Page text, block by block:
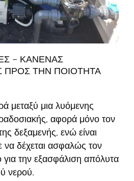
– ΚΑΝΕΝΑΣ
ΠΡΟΣ ΤΗΝ ΠΟΙΟΤΗΤΑ
μεταξύ μια λυόμενης
αφορά μόνο τον
δεξαμενής, ενώ είναι
να δέχεται ασφαλώς τον
για την εξασφάλιση απόλυτα
νερού.